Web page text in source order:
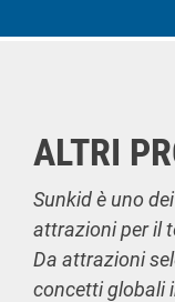
ALTRI
Sunkid è uno
attrazioni per il
Da attrazioni
concetti globali